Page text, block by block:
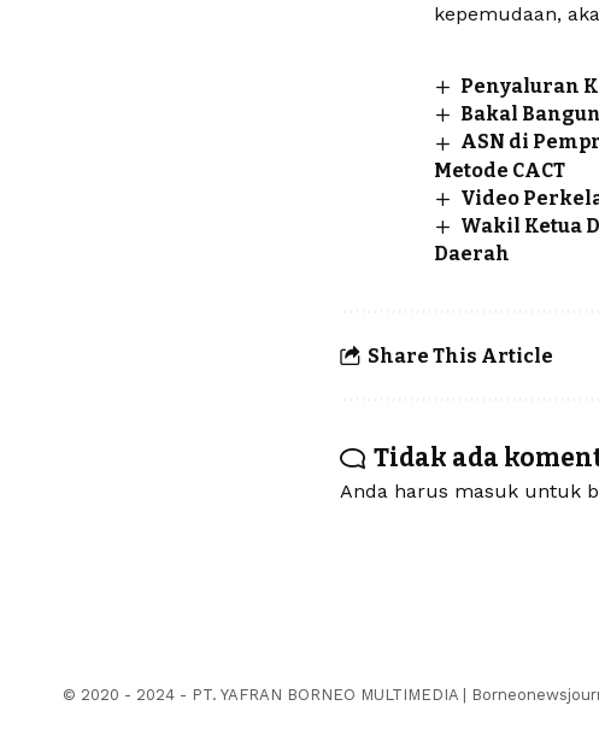
kepemudaan,
Penyaluran
Bakal
ASN di
Metode CACT
Video
Wakil Ketua
Daerah
Share This Article
Tidak ada
Anda harus masuk untuk
© 2020 - 2024 - PT. YAFRAN BORNEO MULTIMEDIA |